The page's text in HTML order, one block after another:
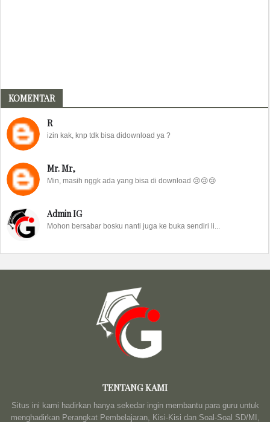
KOMENTAR
R
izin kak, knp tdk bisa didownload ya ?
Mr. Mr,
Min, masih nggk ada yang bisa di download 😢😢😢
Admin IG
Mohon bersabar bosku nanti juga ke buka sendiri li...
TENTANG KAMI
Situs ini kami hadirkan hanya sekedar ingin membantu para guru untuk
menghadirkan Perangkat Pembelajaran, Kisi-Kisi dan Soal-Soal SD/MI,